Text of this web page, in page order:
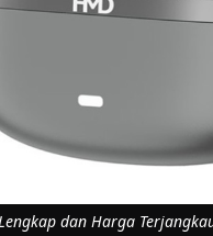
dan Harga